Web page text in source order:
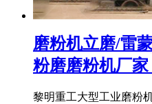
磨粉机立磨/雷
粉磨磨粉机厂家
黎明重工大型工业磨粉